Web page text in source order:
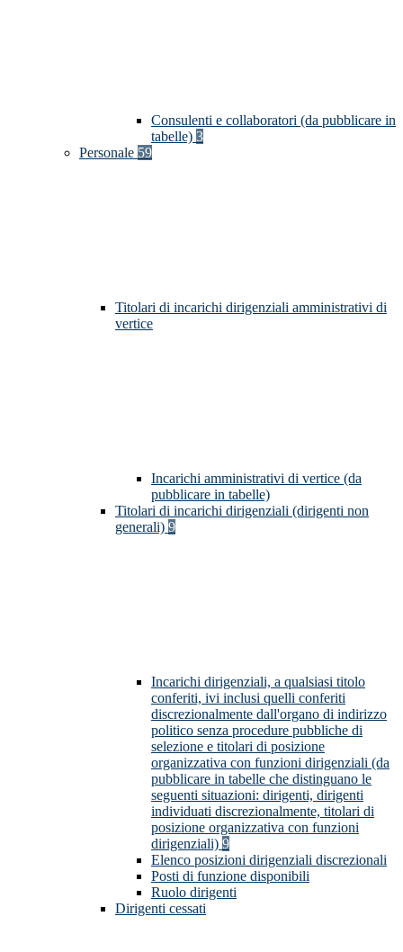
Consulenti e collaboratori (da pubblicare in
tabelle) 3
Personale 59
Titolari di incarichi dirigenziali amministrativi di
vertice
Incarichi amministrativi di vertice (da
pubblicare in tabelle)
Titolari di incarichi dirigenziali (dirigenti non
generali) 9
Incarichi dirigenziali, a qualsiasi titolo
conferiti, ivi inclusi quelli conferiti
discrezionalmente dall'organo di indirizzo
politico senza procedure pubbliche di
selezione e titolari di posizione
organizzativa con funzioni dirigenziali (da
pubblicare in tabelle che distinguano le
seguenti situazioni: dirigenti, dirigenti
individuati discrezionalmente, titolari di
posizione organizzativa con funzioni
dirigenziali) 9
Elenco posizioni dirigenziali discrezionali
Posti di funzione disponibili
Ruolo dirigenti
Dirigenti cessati